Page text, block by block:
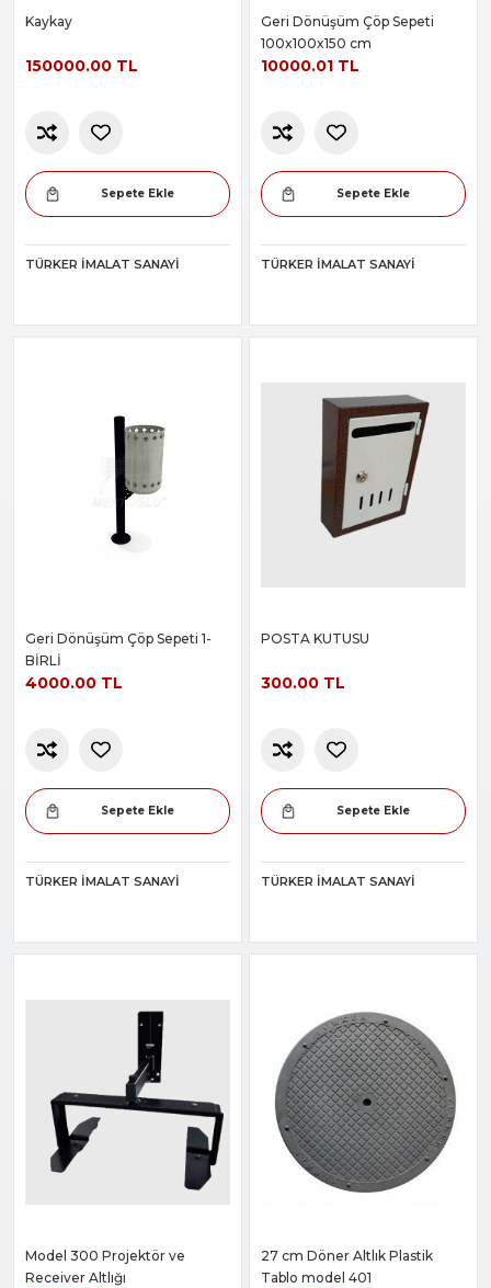
Kaykay
150000.00 TL
Sepete Ekle
TÜRKER İMALAT SANAYI
Geri Dönüşüm Çöp Sepeti
100x100x150 cm
10000.01 TL
Sepete Ekle
TÜRKER İMALAT SANAYI
Geri Dönüşüm Çöp Sepeti 1-
BİRLİ
4000.00 TL
Sepete Ekle
TÜRKER İMALAT SANAYI
POSTA KUTUSU
300.00 TL
Sepete Ekle
TÜRKER İMALAT SANAYI
Model 300 Projektör ve
Receiver Altlığı
27 cm Döner Altlık Plastik
Tablo model 401